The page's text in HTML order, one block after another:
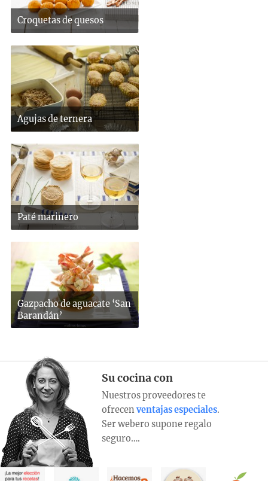
Croquetas de quesos
Agujas de ternera
Paté marinero
Gazpacho de aguacate ‘San
Barandán’
Su cocina con
Nuestros proveedores te
ofrecen ventajas especiales.
Ser webero supone regalo
seguro….